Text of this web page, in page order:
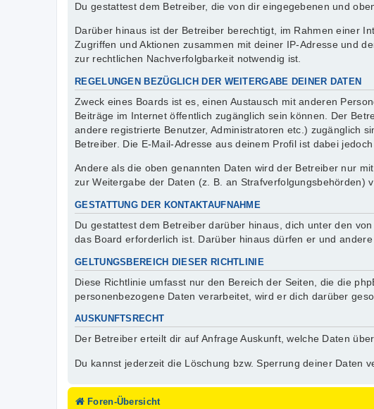
Du gestattest dem Betreiber, die von dir eingegebenen und
Darüber hinaus ist der Betreiber berechtigt, im Rahmen einer
Zugriffen und Aktionen zusammen mit deiner IP-Adresse und
zur rechtlichen Nachverfolgbarkeit notwendig ist.
REGELUNGEN BEZÜGLICH DER WEITERGABE DEINER DATEN
Zweck eines Boards ist es, einen Austausch mit anderen
Beiträge im Internet öffentlich zugänglich sein können. Der
andere registrierte Benutzer, Administratoren etc.) zugänglich
Betreiber. Die E-Mail-Adresse aus deinem Profil ist dabei
Andere als die oben genannten Daten wird der Betreiber nur
zur Weitergabe der Daten (z. B. an
GESTATTUNG DER KONTAKTAUFNAHME
Du gestattest dem Betreiber darüber hinaus, dich unter den
das Board erforderlich ist. Darüber hinaus dürfen er und
GELTUNGSBEREICH DIESER RICHTLINIE
Diese Richtlinie umfasst nur den Bereich der Seiten, die die
personenbezogene Daten verarbeitet, wird er dich darüber
AUSKUNFTSRECHT
Der Betreiber erteilt dir auf Anfrage Auskunft, welche Daten
Du kannst jederzeit die Löschung bzw. Sperrung deiner Daten
Foren-Übersicht